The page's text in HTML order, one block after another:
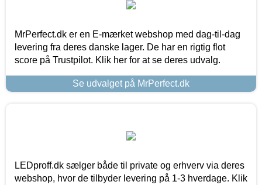
MrPerfect.dk er en E-mærket webshop med dag-til-dag
levering fra deres danske lager. De har en rigtig flot
score på Trustpilot. Klik her for at se deres udvalg.
Se udvalget på MrPerfect.dk
LEDproff.dk sælger både til private og erhverv via deres
webshop, hvor de tilbyder levering på 1-3 hverdage. Klik